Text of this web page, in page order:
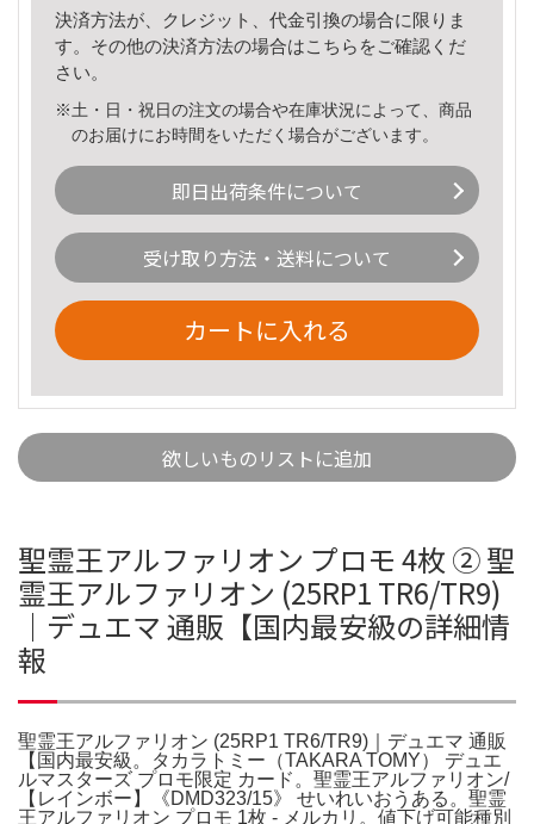
決済方法が、クレジット、代金引換の場合に限りま
す。その他の決済方法の場合はこちら をご確認くだ
さい。
※土・日・祝日の注文の場合や在庫状況によって、商品
のお届けにお時間をいただく場合がございます。
即日出荷条件について
受け取り方法・送料について
カートに入れる
欲しいものリストに追加
聖霊王アルファリオン プロモ 4枚 ② 聖
霊王アルファリオン (25RP1 TR6/TR9)
｜デュエマ 通販【国内最安級の詳細情
報
聖霊王アルファリオン (25RP1 TR6/TR9)｜デュエマ 通販
【国内最安級。タカラトミー（TAKARA TOMY） デュエ
ルマスターズ プロモ限定 カード。聖霊王アルファリオン/
【レインボー】《DMD323/15》 せいれいおうある。聖霊
王アルファリオン プロモ 1枚 - メルカリ。値下げ可能種別